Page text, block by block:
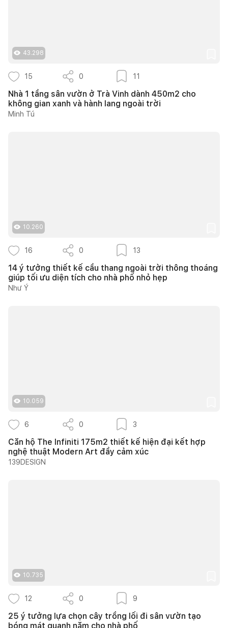
43.298
15 0 11
Nhà 1 tầng sân vườn ở Trà Vinh dành 450m2 cho
không gian xanh và hành lang ngoài trời
Minh Tú
10.260
16 0 13
14 ý tưởng thiết kế cầu thang ngoài trời thông thoáng
giúp tối ưu diện tích cho nhà phố nhỏ hẹp
Như Ý
10.059
6 0 3
Căn hộ The Infiniti 175m2 thiết kế hiện đại kết hợp
nghệ thuật Modern Art đầy cảm xúc
139DESIGN
10.735
12 0 9
25 ý tưởng lựa chọn cây trồng lối đi sân vườn tạo
bóng mát quanh năm cho nhà phố